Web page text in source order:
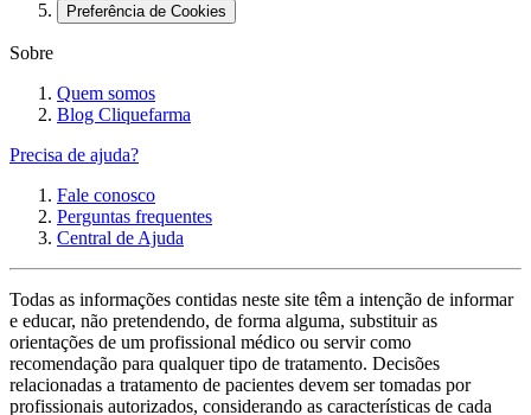
Preferência de Cookies
Sobre
Quem somos
Blog Cliquefarma
Precisa de ajuda?
Fale conosco
Perguntas frequentes
Central de Ajuda
Todas as informações contidas neste site têm a intenção de informar
e educar, não pretendendo, de forma alguma, substituir as
orientações de um profissional médico ou servir como
recomendação para qualquer tipo de tratamento. Decisões
relacionadas a tratamento de pacientes devem ser tomadas por
profissionais autorizados, considerando as características de cada